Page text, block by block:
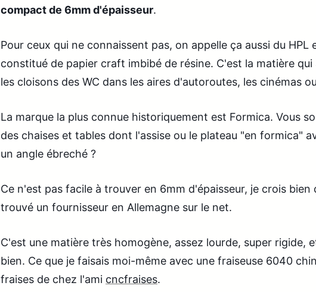
compact de 6mm d'épaisseur.
Pour ceux qui ne connaissent pas, on appelle ça aussi du HPL
constitué de papier craft imbibé de résine. C'est la matière
les cloisons des WC dans les aires d'autoroutes, les cinémas
La marque la plus connue historiquement est Formica. Vous
des chaises et tables dont l'assise ou le plateau "en formica"
un angle ébreché ?
Ce n'est pas facile à trouver en 6mm d'épaisseur, je crois bien
trouvé un fournisseur en Allemagne sur le net.
C'est une matière très homogène, assez lourde, super rigide,
bien. Ce que je faisais moi-même avec une fraiseuse 6040
fraises de chez l'ami cncfraises.